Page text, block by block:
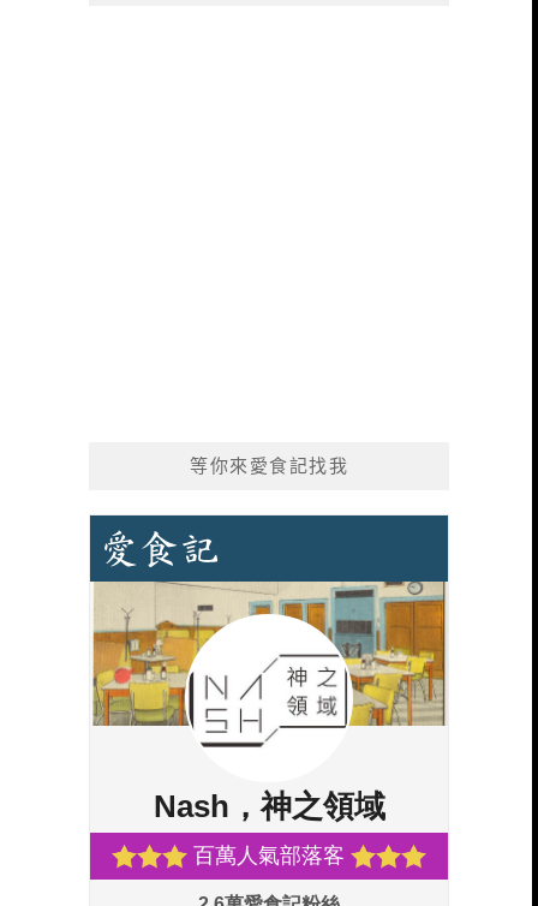
等你來愛食記找我